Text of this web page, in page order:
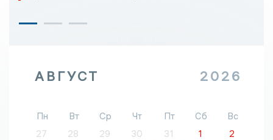
АВГУСТ 2026
Пн Вт Ср Чт Пт Сб
Вс
27
28 29 30 31 1
2